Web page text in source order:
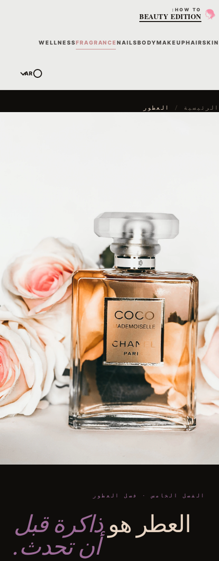
HOW TO:
BEAUTY EDITION
SKIN
HAIR
MAKEUP
BODY
NAILS
FRAGRANCE
WELLNESS
AR
الرئيسية / العطور
الفصل الخامس · فصل العطور
العطر هوذاكرة قبل
أن تحدث.